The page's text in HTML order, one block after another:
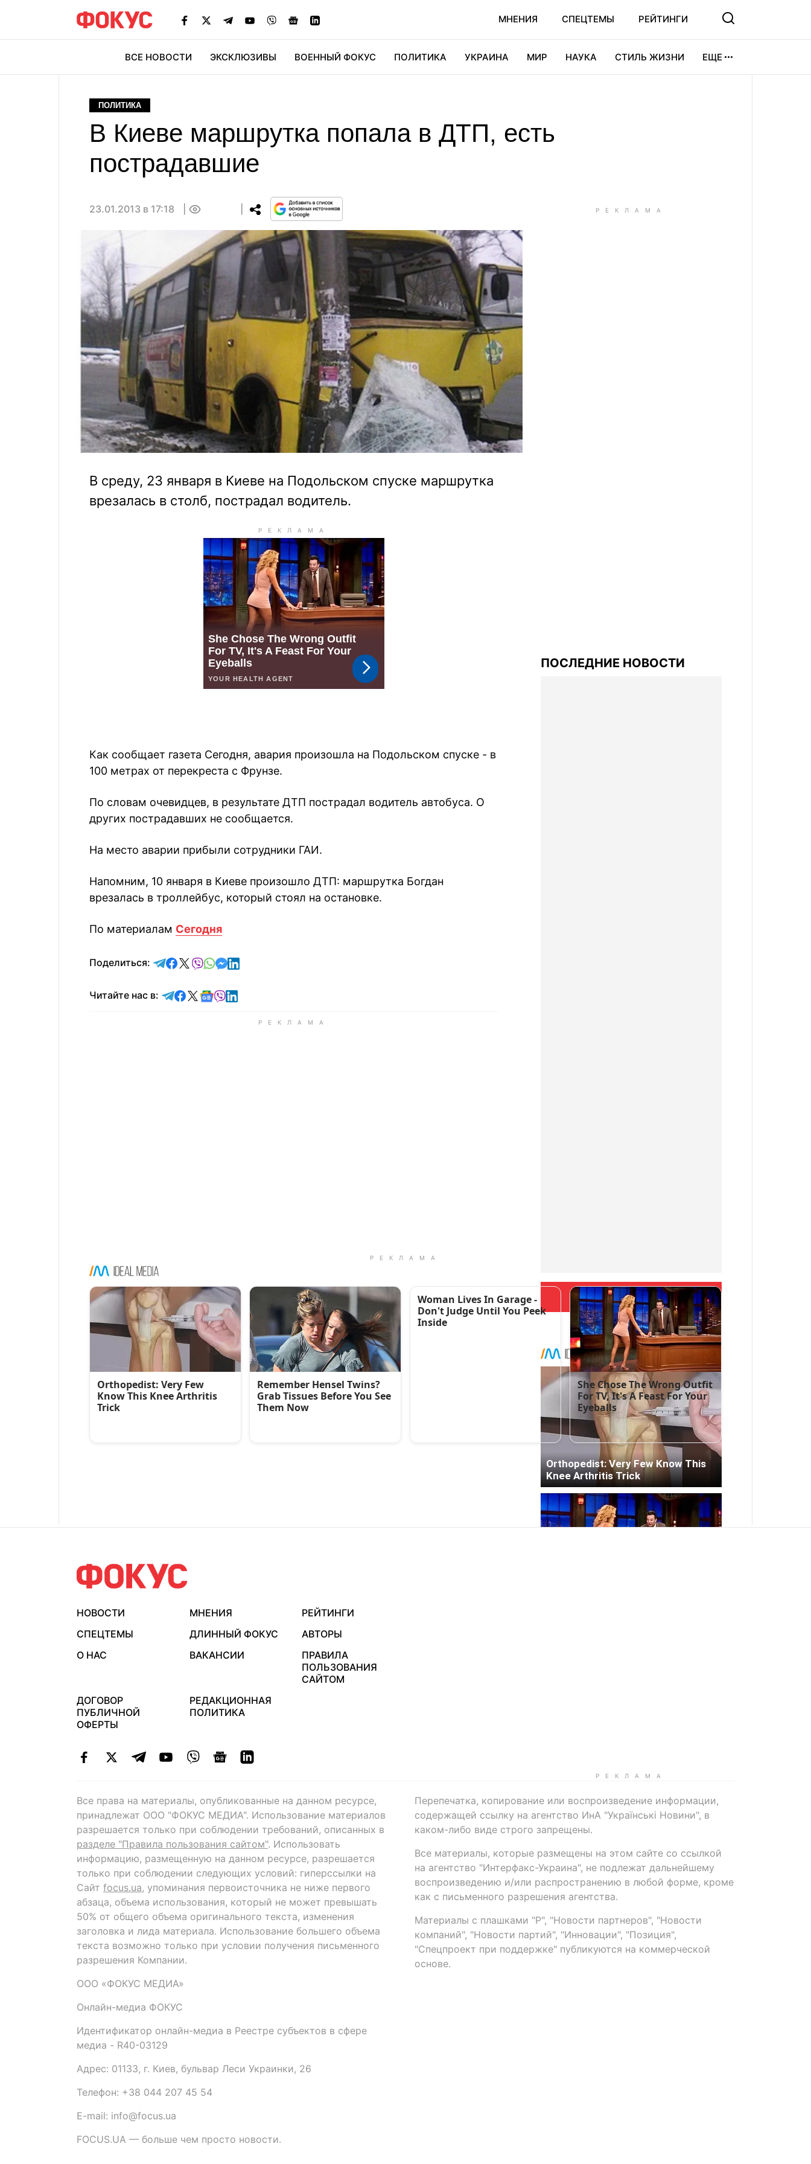
МНЕНИЯ СПЕЦТЕМЫ РЕЙТИНГИ
ВСЕ НОВОСТИ ЭКСКЛЮЗИВЫ ВОЕННЫЙ ФОКУС ПОЛИТИКА УКРАИНА МИР НАУКА СТИЛЬ ЖИЗНИ ЕЩЕ
ПОЛИТИКА
В Киеве маршрутка попала в ДТП, есть
пострадавшие
23.01.2013 в 17:18
В среду, 23 января в Киеве на Подольском спуске маршрутка
врезалась в столб, пострадал водитель.
Как сообщает газета Сегодня, авария произошла на Подольском спуске - в
100 метрах от перекреста с Фрунзе.
По словам очевидцев, в результате ДТП пострадал водитель автобуса. О
других пострадавших не сообщается.
На место аварии прибыли сотрудники ГАИ.
Напомним, 10 января в Киеве произошло ДТП: маршрутка Богдан
врезалась в троллейбус, который стоял на остановке.
По материалам Сегодня
Поделиться: отправить в Telegram
поделиться в Facebook
поделиться в X
отправить в Viber
отправить в Whatsapp
отправить в Messenger
отправить в LinkedIn
Читайте нас в: Читайте в Telegram
Читайте в Facebook
Читайте в X
Читайте в Google news
Читайте в Viber
Читайте в LinkedIn
ПОСЛЕДНИЕ НОВОСТИ
Больше новостей
НОВОСТИ МНЕНИЯ
РЕЙТИНГИ
СПЕЦТЕМЫ
ДЛИННЫЙ ФОКУС
АВТОРЫ
О НАС
ВАКАНСИИ
ПРАВИЛА
ПОЛЬЗОВАНИЯ
САЙТОМ
ДОГОВОР
ПУБЛИЧНОЙ
ОФЕРТЫ
РЕДАКЦИОННАЯ
ПОЛИТИКА
Все права на материалы, опубликованные на данном ресурсе,
принадлежат ООО "ФОКУС МЕДИА". Использование материалов
разрешается только при соблюдении требований, описанных в
разделе "Правила пользования сайтом". Использовать
информацию, размещенную на данном ресурсе, разрешается
только при соблюдении следующих условий: гиперссылки на
Сайт focus.ua, упоминания первоисточника не ниже первого
абзаца, объема использования, который не может превышать
50% от общего объема оригинального текста, изменения
заголовка и лида материала. Использование большего объема
текста возможно только при условии получения письменного
разрешения Компании.
ООО «ФОКУС МЕДИА»
Онлайн-медиа ФОКУС
Идентификатор онлайн-медиа в Реестре субъектов в сфере
медиа - R40-03129
Адрес: 01133, г. Киев, бульвар Леси Украинки, 26
Телефон: +38 044 207 45 54
E-mail: info@focus.ua
FOCUS.UA — больше чем просто новости.
Перепечатка, копирование или воспроизведение информации,
содержащей ссылку на агентство ИнА "Українські Новини", в
каком-либо виде строго запрещены.
Все материалы, которые размещены на этом сайте со ссылкой
на агентство "Интерфакс-Украина", не подлежат дальнейшему
воспроизведению и/или распространению в любой форме, кроме
как с письменного разрешения агентства.
Материалы с плашками "Р", "Новости партнеров", "Новости
компаний", "Новости партий", "Инновации", "Позиция",
"Спецпроект при поддержке" публикуются на коммерческой
основе.